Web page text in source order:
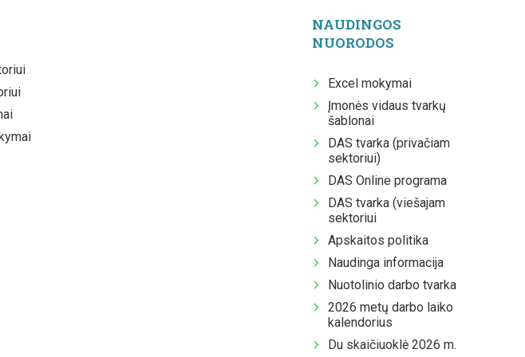
NAUDINGOS
NUORODOS
Excel mokymai
Įmonės vidaus tvarkų
šablonai
DAS tvarka (privačiam
sektoriui)
DAS Online programa
DAS tvarka (viešajam
sektoriui
Apskaitos politika
Naudinga informacija
Nuotolinio darbo tvarka
2026 metų darbo laiko
kalendorius
Du skaičiuoklė 2026 m.